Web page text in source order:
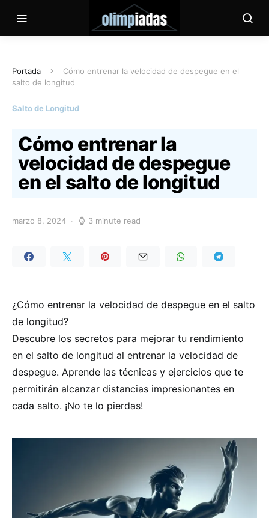
Portada
Cómo entrenar la velocidad de despegue en el
salto de longitud
Salto de Longitud
Cómo entrenar la
velocidad de despegue
en el salto de longitud
marzo 8, 2024 3 minute read
¿Cómo entrenar la velocidad de despegue en el salto
de longitud?
Descubre los secretos para mejorar tu rendimiento
en el salto de longitud al entrenar la velocidad de
despegue. Aprende las técnicas y ejercicios que te
permitirán alcanzar distancias impresionantes en
cada salto. ¡No te lo pierdas!